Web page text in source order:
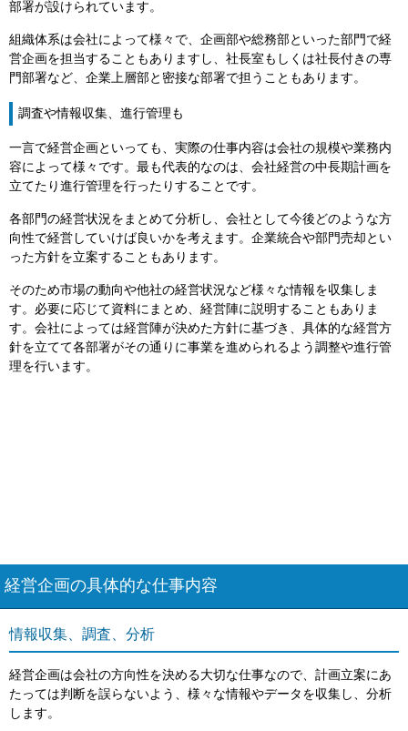
部署が設けられています。
組織体系は会社によって様々で、企画部や総務部といった部門で経
営企画を担当することもありますし、社長室もしくは社長付きの専
門部署など、企業上層部と密接な部署で担うこともあります。
調査や情報収集、進行管理も
一言で経営企画といっても、実際の仕事内容は会社の規模や業務内
容によって様々です。最も代表的なのは、会社経営の中長期計画を
立てたり進行管理を行ったりすることです。
各部門の経営状況をまとめて分析し、会社として今後どのような方
向性で経営していけば良いかを考えます。企業統合や部門売却とい
った方針を立案することもあります。
そのため市場の動向や他社の経営状況など様々な情報を収集しま
す。必要に応じて資料にまとめ、経営陣に説明することもありま
す。会社によっては経営陣が決めた方針に基づき、具体的な経営方
針を立てて各部署がその通りに事業を進められるよう調整や進行管
理を行います。
経営企画の具体的な仕事内容
情報収集、調査、分析
経営企画は会社の方向性を決める大切な仕事なので、計画立案にあ
たっては判断を誤らないよう、様々な情報やデータを収集し、分析
します。